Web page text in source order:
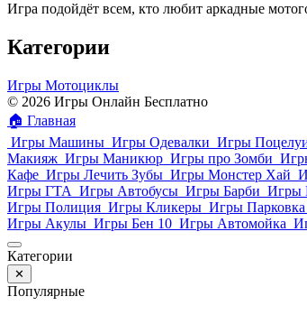
Игра подойдёт всем, кто любит аркадные
Категории
Игры Мотоциклы
© 2026 Игры Онлайн Бесплатно
🏠 Главная
Игры Машины Игры Одевалки Игры
Макияж Игры Маникюр Игры про Зомби
Кафе Игры Лечить Зубы Игры Монстер Хай
Игры ГТА Игры Автобусы Игры Барби Игры
Игры Полиция Игры Кликеры Игры Парковка
Игры Акулы Игры Бен 10 Игры Автомойка
Категории
✕
Популярные